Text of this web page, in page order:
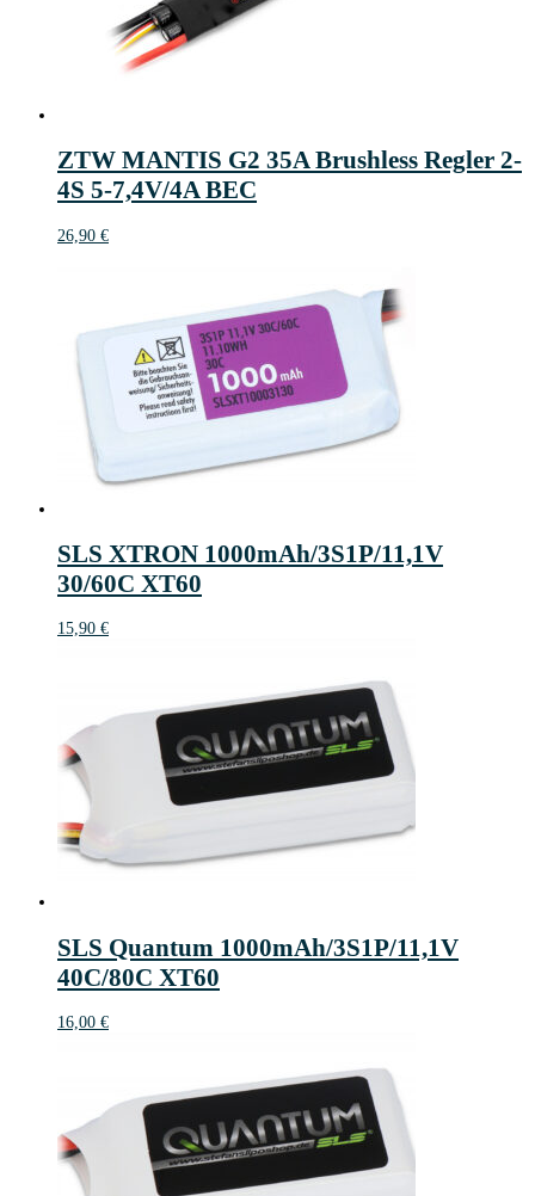
ZTW MANTIS G2 35A Brushless Regler 2-
4S 5-7,4V/4A BEC
26,90 €
SLS XTRON 1000mAh/3S1P/11,1V
30/60C XT60
15,90 €
SLS Quantum 1000mAh/3S1P/11,1V
40C/80C XT60
16,00 €